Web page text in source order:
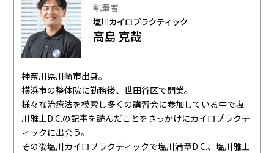
執筆者
塩川カイロプラクティック
高島 克哉
神奈川県川崎市出身。
横浜市の整体院に勤務後、世田谷区で開業。
様々な治療法を模索し多くの講習会に参加している中で塩
川雅士D.C.の記事を読んだことをきっかけにカイロプラクテ
ィックに出会う。
その後塩川カイロプラクティックで塩川満章D.C.、塩川雅士